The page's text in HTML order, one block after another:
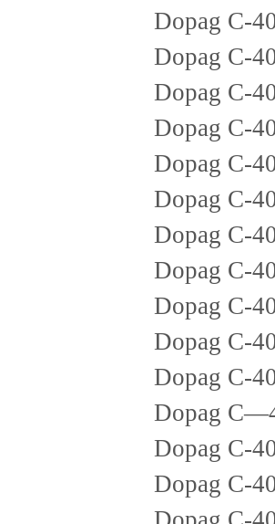
Dopag C-
Dopag C-
Dopag C-
Dopag C-
Dopag C-
Dopag C-
Dopag C-
Dopag C-
Dopag C-
Dopag C-
Dopag C-
Dopag
Dopag C-
Dopag C-